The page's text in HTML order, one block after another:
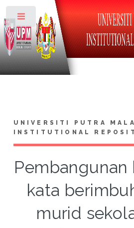
UNIVERSITI PUTRA
INSTITUTIONAL
Pembangunan
kata
murid
Toggle